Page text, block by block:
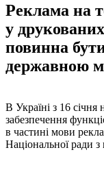
Реклама на
у
повинна
державною
В Україні з 16
забезпечення
в частині мови
Національної ради з